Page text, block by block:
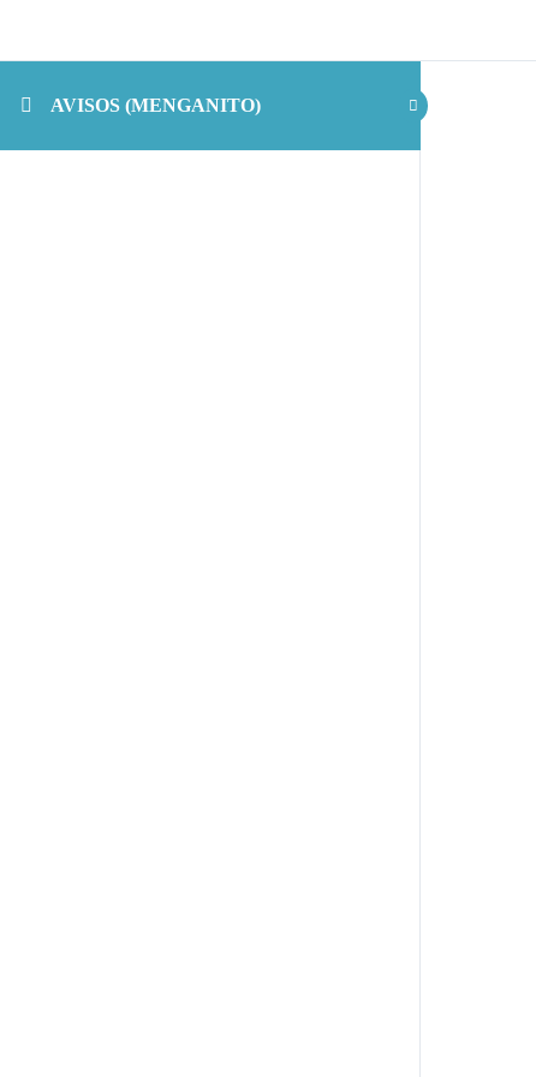
AVISOS (MENGANITO)